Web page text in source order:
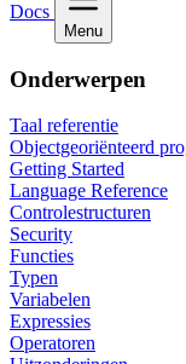
Docs
Menu
Onderwerpen
Taal referentie
Objectgeoriënteerd
Getting Started
Language Reference
Controlestructuren
Security
Functies
Typen
Variabelen
Expressies
Operatoren